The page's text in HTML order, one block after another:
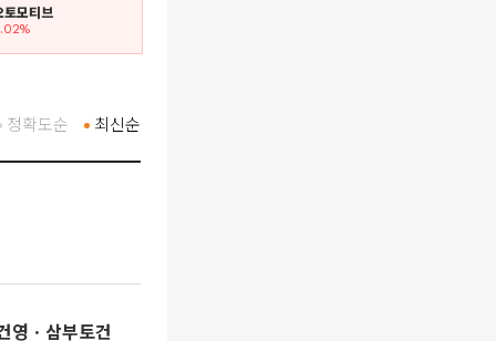
모티브
최신순
정확도순
영ㆍ삼부토건